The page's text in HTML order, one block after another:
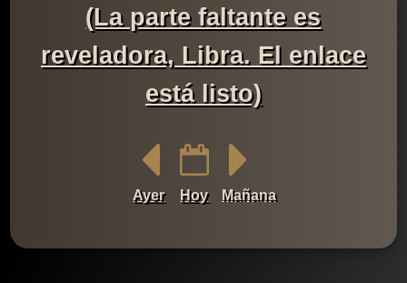
(La parte faltante es
reveladora, Libra. El enlace
está listo)
Ayer Hoy Mañana